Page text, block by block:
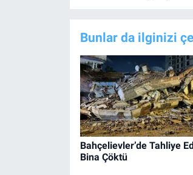
Bunlar da ilginizi
Bahçelievler’de Tahliye
Bina Çöktü